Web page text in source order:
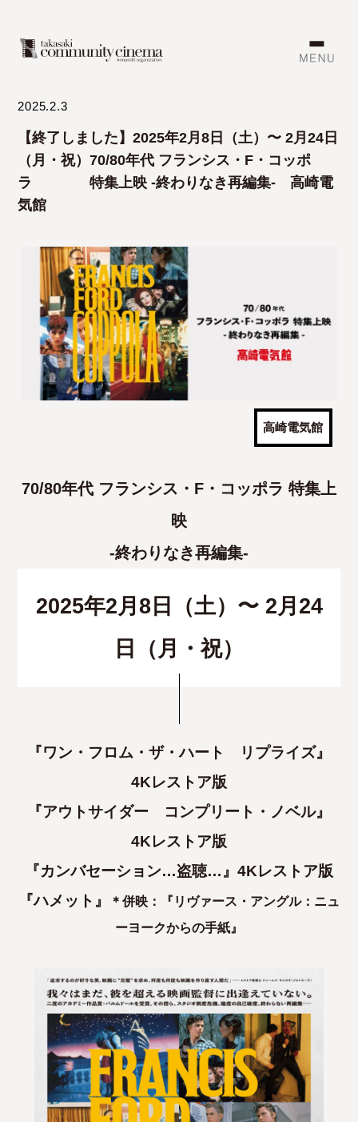
2025.2.3
【終了しました】2025年2月8日（土）〜 2月24日
（月・祝）70/80年代 フランシス・F・コッポ
ラ 特集上映 -終わりなき再編集- 高崎電
気館
高崎電気館
70/80年代 フランシス・F・コッポラ 特集上
映
-終わりなき再編集-
2025年2月8日（土）〜 2月24
日（月・祝）
『ワン・フロム・ザ・ハート リプライズ』
4Kレストア版
『アウトサイダー コンプリート・ノベル』
4Kレストア版
『カンバセーション…盗聴…』4Kレストア版
『ハメット』
＊併映：『リヴァース・アングル：ニュ
ーヨークからの手紙』